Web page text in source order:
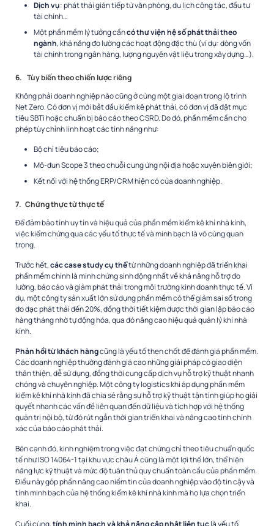
Dịch vụ: phát thải gián tiếp từ văn phòng, du lịch công tác, đầu tư
tài chính…
Một phần mềm lý tưởng cầncó thư viện hệ số phát thải theo
ngành, khả năng đo lường các hoạt động đặc thù (ví dụ: dòng vốn
tài chính trong ngân hàng, lượng nguyên vật liệu trong xây dựng…).
6. Tùy biến theo chiến lược riêng
Không phải doanh nghiệp nào cũng ở cùng một giai đoạn trong lộ trình
Net Zero. Có đơn vị mới bắt đầu kiểm kê phát thải, có đơn vị đã đặt mục
tiêu SBTi hoặc chuẩn bị báo cáo theo CSRD. Do đó, phần mềm cần cho
phép tùy chỉnh linh hoạt các tính năng như:
Bộ chỉ tiêu báo cáo;
Mô-đun Scope 3 theo chuỗi cung ứng nội địa hoặc xuyên biên giới;
Kết nối với hệ thống ERP/CRM hiện có của doanh nghiệp.
7. Chứng thực từ thực tế
Để đảm bảo tính uy tín và hiệu quả của phần mềm kiểm kê khí nhà kính,
việc kiểm chứng qua các yếu tố thực tế và minh bạch là vô cùng quan
trọng.
Trước hết,các case study cụ thểtừ những doanh nghiệp đã triển khai
phần mềm chính là minh chứng sinh động nhất về khả năng hỗ trợ đo
lường, báo cáo và giảm phát thải trong môi trường kinh doanh thực tế. Ví
dụ, một công ty sản xuất lớn sử dụng phần mềm có thể giảm sai số trong
đo đạc phát thải đến 20%, đồng thời tiết kiệm được thời gian lập báo cáo
hàng tháng nhờ tự động hóa, qua đó nâng cao hiệu quả quản lý khí nhà
kính.
Phản hồi từ khách hàngcũng là yếu tố then chốt để đánh giá phần mềm.
Các doanh nghiệp thường đánh giá cao những giải pháp có giao diện
thân thiện, dễ sử dụng, đồng thời cung cấp dịch vụ hỗ trợ kỹ thuật nhanh
chóng và chuyên nghiệp. Một công ty logistics khi áp dụng phần mềm
kiểm kê khí nhà kính đã chia sẻ rằng sự hỗ trợ kỹ thuật tận tình giúp họ giải
quyết nhanh các vấn đề liên quan đến dữ liệu và tích hợp với hệ thống
quản trị nội bộ, từ đó rút ngắn thời gian triển khai và nâng cao tính chính
xác của báo cáo phát thải.
Bên cạnh đó, kinh nghiệm trong việc đạt chứng chỉ theo tiêu chuẩn quốc
tế như ISO 14064-1 tại khu vực châu Á cũng là một lợi thế lớn, thể hiện
năng lực kỹ thuật và mức độ tuân thủ quy chuẩn toàn cầu của phần mềm.
Điều này góp phần nâng cao niềm tin của doanh nghiệp vào độ tin cậy và
tính minh bạch của hệ thống kiểm kê khí nhà kính mà họ lựa chọn triển
khai.
Cuối cùng,tính minh bạch và khả năng cập nhật liên tụclà yếu tố